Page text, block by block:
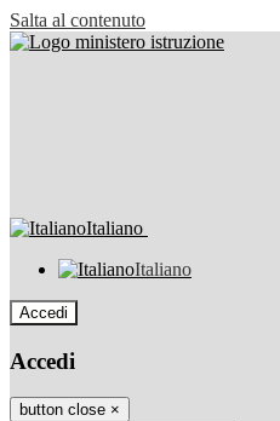
Salta al contenuto
Italiano
Italiano
Accedi
Accedi
button close ×